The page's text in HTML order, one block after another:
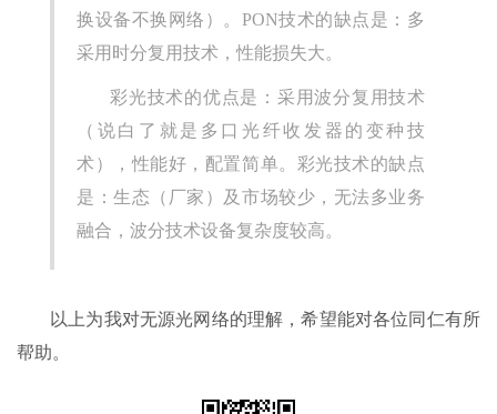
换设备不换网络）。PON技术的缺点是：多
采用时分复用技术，性能损失大。
彩光技术的优点是：采用波分复用技术
（说白了就是多口光纤收发器的变种技
术），性能好，配置简单。彩光技术的缺点
是：生态（厂家）及市场较少，无法多业务
融合，波分技术设备复杂度较高。
以上为我对无源光网络的理解，希望能对各位同仁有所
帮助。